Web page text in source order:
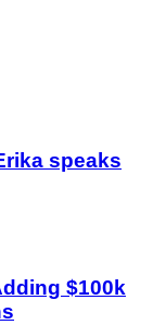
speaks
$100k